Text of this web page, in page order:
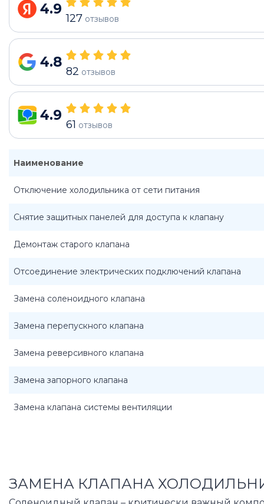
4.9
127 отзывов
4.8
82 отзывов
4.9
61 отзывов
Наименование
Отключение холодильника от сети питания
Снятие защитных панелей для доступа к клапану
Демонтаж старого клапана
Отсоединение электрических подключений клапана
Замена соленоидного клапана
Замена перепускного клапана
Замена реверсивного клапана
Замена запорного клапана
Замена клапана системы вентиляции
ЗАМЕНА КЛАПАНА